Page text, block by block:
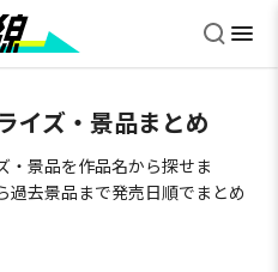
イズ・景品まとめ
・景品を作品名から探せま
去景品まで発売日順でまとめ